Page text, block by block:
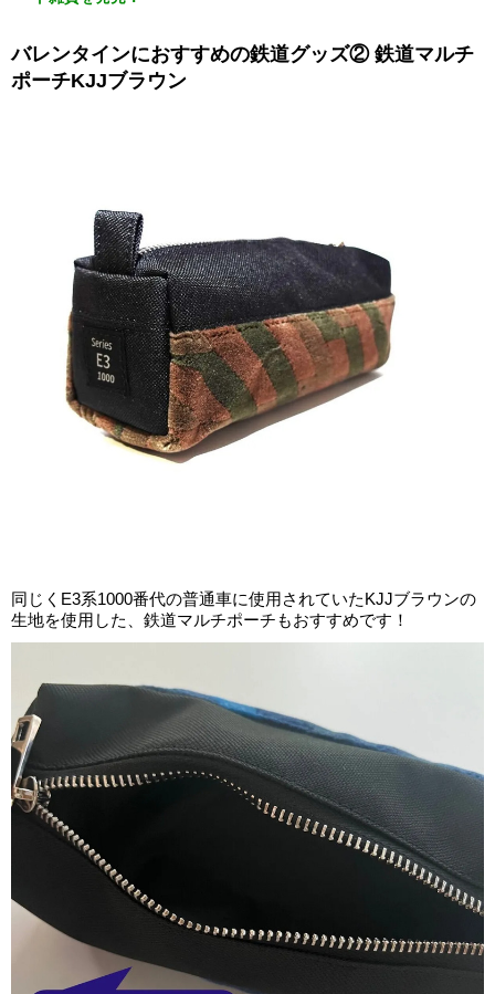
バレンタインにおすすめの鉄道グッズ② 鉄道マルチ
ポーチKJJブラウン
同じくE3系1000番代の普通車に使用されていたKJJブラウンの
生地を使用した、鉄道マルチポーチもおすすめです！